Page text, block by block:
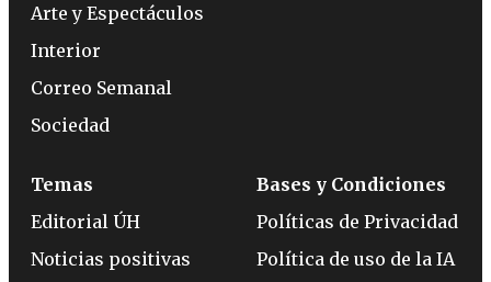
Arte y Espectáculos
Interior
Correo Semanal
Sociedad
Temas
Editorial ÚH
Noticias positivas
Bases y Condiciones
Políticas de Privacidad
Política de uso de la IA